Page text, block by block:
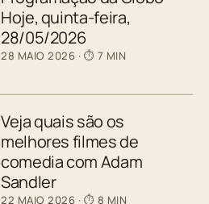
Hoje, quinta-feira,
28/05/2026
28 MAIO 2026 · ⏱ 7 MIN
Veja quais são os
melhores filmes de
comedia com Adam
Sandler
22 MAIO 2026 · ⏱ 8 MIN